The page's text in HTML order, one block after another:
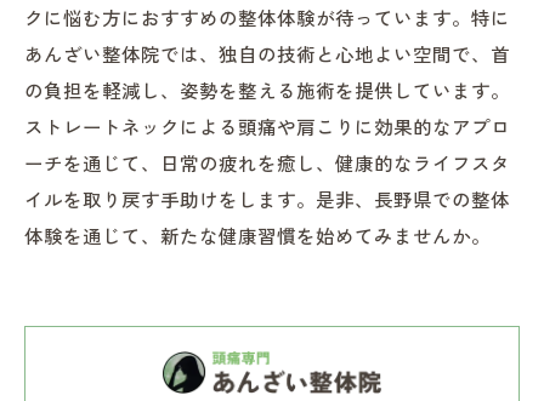
クに悩む方におすすめの整体体験が待っています。特に
あんざい整体院では、独自の技術と心地よい空間で、首
の負担を軽減し、姿勢を整える施術を提供しています。
ストレートネックによる頭痛や肩こりに効果的なアプロ
ーチを通じて、日常の疲れを癒し、健康的なライフスタ
イルを取り戻す手助けをします。是非、長野県での整体
体験を通じて、新たな健康習慣を始めてみませんか。